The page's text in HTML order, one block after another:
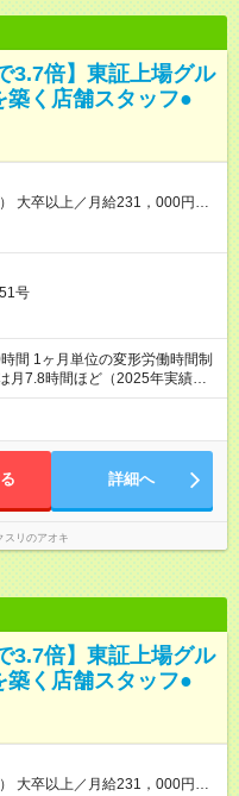
3.7倍】東証上場グル
築く店舗スタッフ●
大卒以上／月給231，000円～
円～310，000円 ★エリア
岐阜県、群馬県、茨城県 月1
者には、別途月1万円支給（実
※ただし、短時間勤務・早番
＝＝＝
入アップ！ 職務内容に応じて
職に就いた時点で年収がUPす
3年目で店長に就いています。
号
間 1ヶ月単位の変形労働時間制
月7.8時間ほど（2025年実績）
時 ※勤務時間は店舗により異
平均40時間以内） ★残業は月
例＞ 早番：8
20時 遅番：13時～22時
詳細へ
スリのアオキ
3.7倍】東証上場グル
築く店舗スタッフ●
大卒以上／月給231，000円～